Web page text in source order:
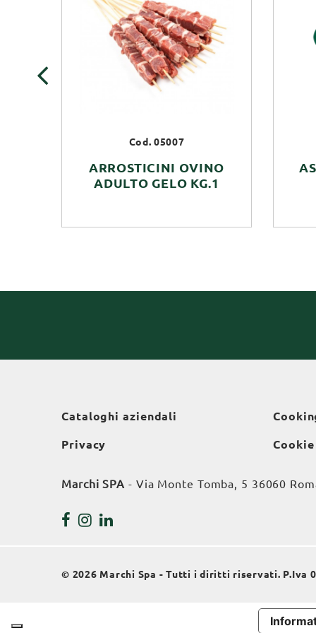
Cod. 05007
ARROSTICINI OVINO
ADULTO GELO KG.1
Cataloghi aziendali
Privacy
Marchi SPA - Via Monte Tomba, 5 36060
© 2026 Marchi Spa - Tutti i diritti riservati. P.Iva